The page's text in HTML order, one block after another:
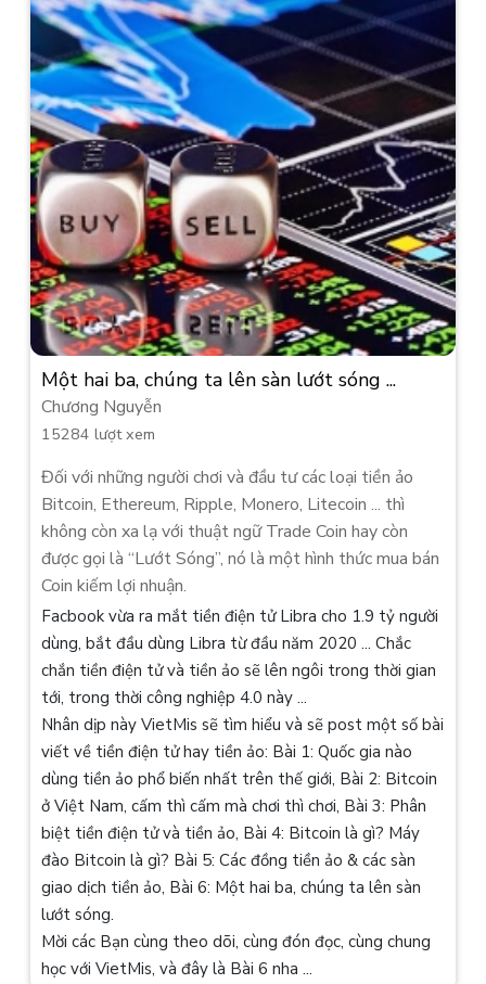
Một hai ba, chúng ta lên sàn lướt sóng ...
Chương Nguyễn
15284 lượt xem
Đối với những người chơi và đầu tư các loại tiền ảo
Bitcoin, Ethereum, Ripple, Monero, Litecoin ... thì
không còn xa lạ với thuật ngữ Trade Coin hay còn
được gọi là “Lướt Sóng”, nó là một hình thức mua bán
Coin kiếm lợi nhuận.
Facbook vừa ra mắt tiền điện tử Libra cho 1.9 tỷ người
dùng, bắt đầu dùng Libra từ đầu năm 2020 ... Chắc
chắn tiền điện tử và tiền ảo sẽ lên ngôi trong thời gian
tới, trong thời công nghiệp 4.0 này ...
Nhân dịp này VietMis sẽ tìm hiểu và sẽ post một số bài
viết về tiền điện tử hay tiền ảo: Bài 1: Quốc gia nào
dùng tiền ảo phổ biến nhất trên thế giới, Bài 2: Bitcoin
ở Việt Nam, cấm thì cấm mà chơi thì chơi, Bài 3: Phân
biệt tiền điện tử và tiền ảo, Bài 4: Bitcoin là gì? Máy
đào Bitcoin là gì? Bài 5: Các đồng tiền ảo & các sàn
giao dịch tiền ảo, Bài 6: Một hai ba, chúng ta lên sàn
lướt sóng.
Mời các Bạn cùng theo dõi, cùng đón đọc, cùng chung
học với VietMis, và đây là Bài 6 nha ...